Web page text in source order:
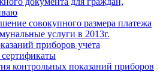
совокупного размера платежа
услуги в 2013г.
приборов учета
контрольных показаний приборов